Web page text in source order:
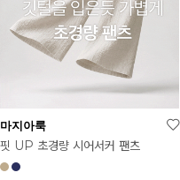
마지아룩
핏 UP 초경량 시어서커 팬츠